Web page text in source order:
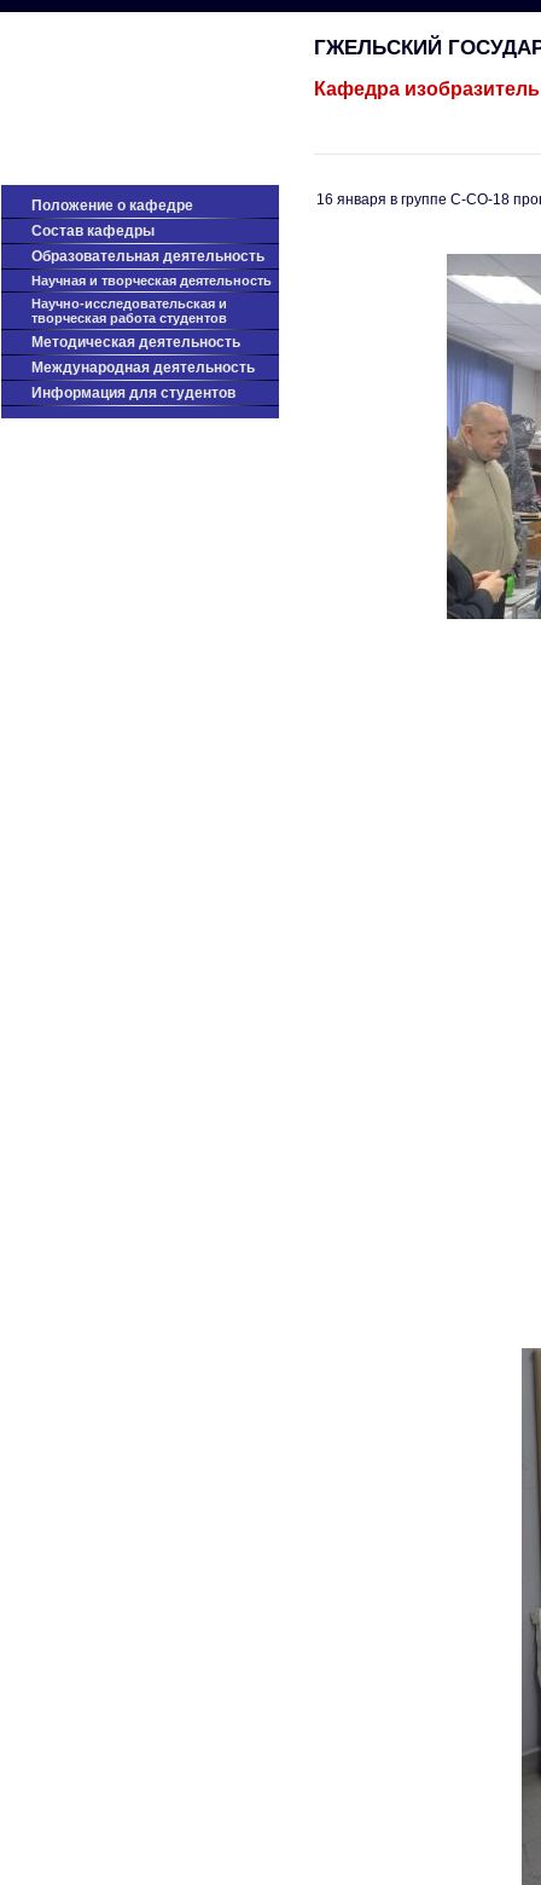
ГЖЕЛЬСКИЙ
Кафедра
Положение о кафедре
Cостав кафедры
Образовательная деятельность
Научная и творческая деятельность
Научно-исследовательская и
творческая работа студентов
Методическая деятельность
Международная деятельность
Информация для студентов
16 января в группе С-СО-18